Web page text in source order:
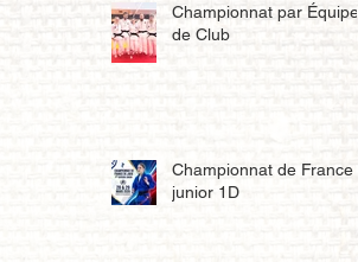
Championnat par Équipe
de Club
Championnat de France
junior 1D